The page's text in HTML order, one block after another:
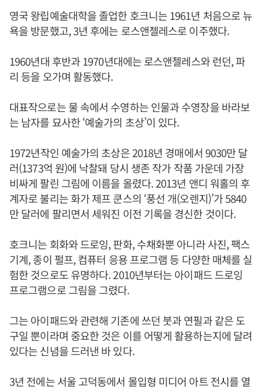
영국 왕립예술대학을 졸업한 호크니는 1961년 처음으로 뉴
욕을 방문했고, 3년 후에는 로스앤젤레스로 이주했다.
1960년대 후반과 1970년대에는 로스앤젤레스와 런던, 파
리 등을 오가며 활동했다.
대표작으로는 물 속에서 수영하는 인물과 수영장을 바라보
는 남자를 묘사한 ‘예술가의 초상’이 있다.
1972년작인 예술가의 초상은 2018년 경매에서 9030만 달
러(1373억 원)에 낙찰돼 당시 생존 작가 작품 가운데 가장
비싸게 팔린 그림에 이름을 올렸다. 2013년 앤디 워홀의 후
계자로 불리는 화가 제프 쿤스의 ‘풍선 개(오렌지)’가 5840
만 달러에 팔리면서 세워진 이전 기록을 경신한 것이다.
호크니는 회화와 드로잉, 판화, 수채화뿐 아니라 사진, 팩스
기계, 종이 펄프, 컴퓨터 응용 프로그램 등 다양한 매체를 실
험한 것으로도 유명하다. 2010년부터는 아이패드 드로잉
프로그램으로 그림을 그렸다.
그는 아이패드와 관련해 기존에 쓰던 붓과 연필과 같은 도
구일 뿐이라며 중요한 것은 이를 어떻게 활용하는지에 달려
있다는 신념을 드러낸 바 있다.
3년 전에는 서울 고덕동에서 몰입형 미디어 아트 전시를 열